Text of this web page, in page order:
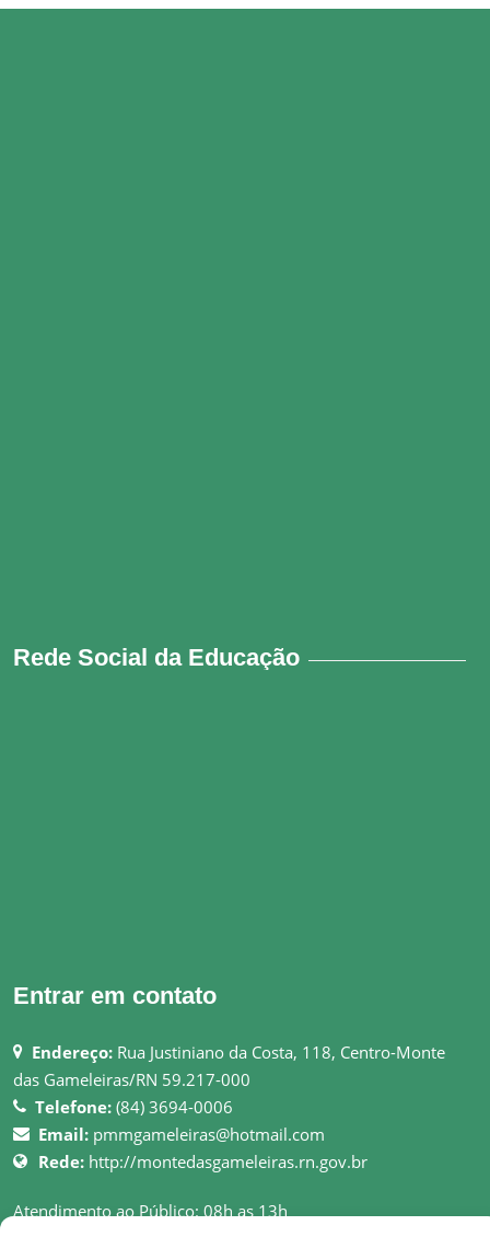
Rede Social da Educação
Entrar em contato
Endereço: Rua Justiniano da Costa, 118, Centro-Monte
das Gameleiras/RN 59.217-000
Telefone: (84) 3694-0006
Email: pmmgameleiras@hotmail.com
Rede: http://montedasgameleiras.rn.gov.br
Atendimento ao Público: 08h as 13h